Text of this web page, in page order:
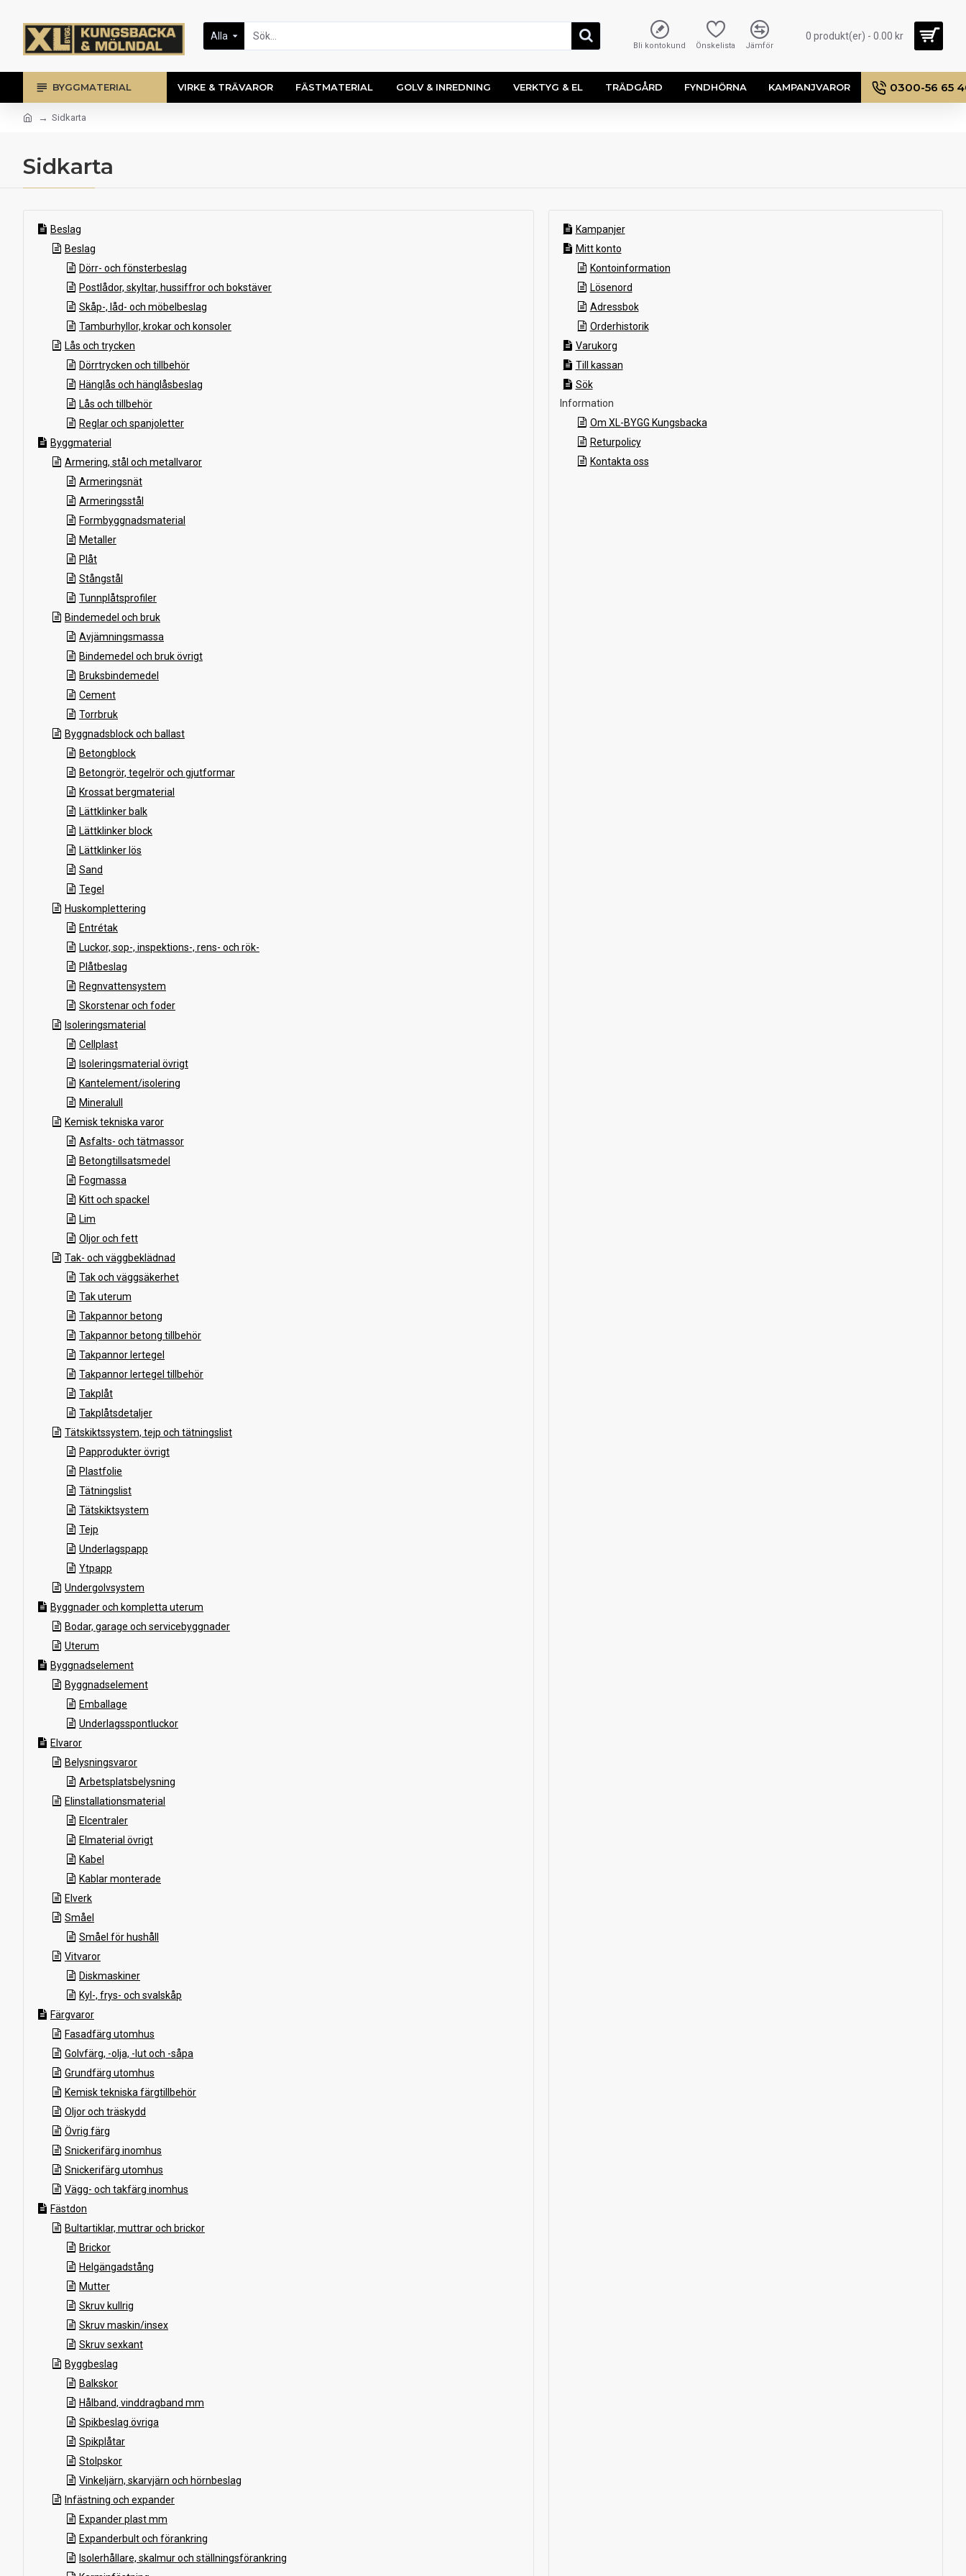
Alla
Bli kontokund Önskelista Jämför
0 produkt(er) - 0.00 kr
BYGGMATERIAL VIRKE & TRÄVAROR FÄSTMATERIAL GOLV & INREDNING VERKTYG & EL TRÄDGÅRD FYNDHÖRNA KAMPANJVAROR 0300-56 65
Sidkarta
Sidkarta
Beslag
Beslag
Dörr- och fönsterbeslag
Postlådor, skyltar, hussiffror och bokstäver
Skåp-, låd- och möbelbeslag
Tamburhyllor, krokar och konsoler
Lås och trycken
Dörrtrycken och tillbehör
Hänglås och hänglåsbeslag
Lås och tillbehör
Reglar och spanjoletter
Byggmaterial
Armering, stål och metallvaror
Armeringsnät
Armeringsstål
Formbyggnadsmaterial
Metaller
Plåt
Stångstål
Tunnplåtsprofiler
Bindemedel och bruk
Avjämningsmassa
Bindemedel och bruk övrigt
Bruksbindemedel
Cement
Torrbruk
Byggnadsblock och ballast
Betongblock
Betongrör, tegelrör och gjutformar
Krossat bergmaterial
Lättklinker balk
Lättklinker block
Lättklinker lös
Sand
Tegel
Huskomplettering
Entrétak
Luckor, sop-, inspektions-, rens- och rök-
Plåtbeslag
Regnvattensystem
Skorstenar och foder
Isoleringsmaterial
Cellplast
Isoleringsmaterial övrigt
Kantelement/isolering
Mineralull
Kemisk tekniska varor
Asfalts- och tätmassor
Betongtillsatsmedel
Fogmassa
Kitt och spackel
Lim
Oljor och fett
Tak- och väggbeklädnad
Tak och väggsäkerhet
Tak uterum
Takpannor betong
Takpannor betong tillbehör
Takpannor lertegel
Takpannor lertegel tillbehör
Takplåt
Takplåtsdetaljer
Tätskiktssystem, tejp och tätningslist
Papprodukter övrigt
Plastfolie
Tätningslist
Tätskiktsystem
Tejp
Underlagspapp
Ytpapp
Undergolvsystem
Byggnader och kompletta uterum
Bodar, garage och servicebyggnader
Uterum
Byggnadselement
Byggnadselement
Emballage
Underlagsspontluckor
Elvaror
Belysningsvaror
Arbetsplatsbelysning
Elinstallationsmaterial
Elcentraler
Elmaterial övrigt
Kabel
Kablar monterade
Elverk
Småel
Småel för hushåll
Vitvaror
Diskmaskiner
Kyl-, frys- och svalskåp
Färgvaror
Fasadfärg utomhus
Golvfärg, -olja, -lut och -såpa
Grundfärg utomhus
Kemisk tekniska färgtillbehör
Oljor och träskydd
Övrig färg
Snickerifärg inomhus
Snickerifärg utomhus
Vägg- och takfärg inomhus
Fästdon
Bultartiklar, muttrar och brickor
Brickor
Helgängadstång
Mutter
Skruv kullrig
Skruv maskin/insex
Skruv sexkant
Byggbeslag
Balkskor
Hålband, vinddragband mm
Spikbeslag övriga
Spikplåtar
Stolpskor
Vinkeljärn, skarvjärn och hörnbeslag
Infästning och expander
Expander plast mm
Expanderbult och förankring
Isolerhållare, skalmur och ställningsförankring
Kampanjer
Mitt konto
Kontoinformation
Lösenord
Adressbok
Orderhistorik
Varukorg
Till kassan
Sök
Information
Om XL-BYGG Kungsbacka
Returpolicy
Kontakta oss